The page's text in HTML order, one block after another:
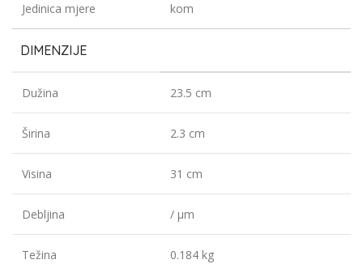
Jedinica mjere kom
DIMENZIJE
Dužina 23.5 cm
Širina 2.3 cm
Visina 31 cm
Debljina / µm
Težina 0.184 kg